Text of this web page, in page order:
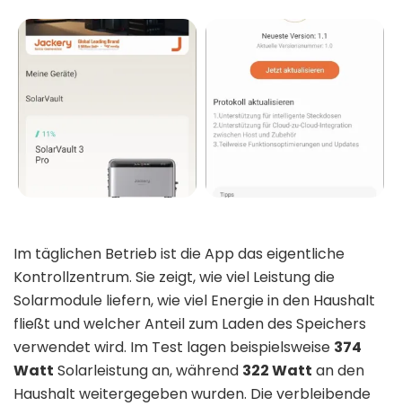
Im täglichen Betrieb ist die App das eigentliche
Kontrollzentrum. Sie zeigt, wie viel Leistung die
Solarmodule liefern, wie viel Energie in den Haushalt
fließt und welcher Anteil zum Laden des Speichers
verwendet wird. Im Test lagen beispielsweise 374
Watt Solarleistung an, während 322 Watt an den
Haushalt weitergegeben wurden. Die verbleibende